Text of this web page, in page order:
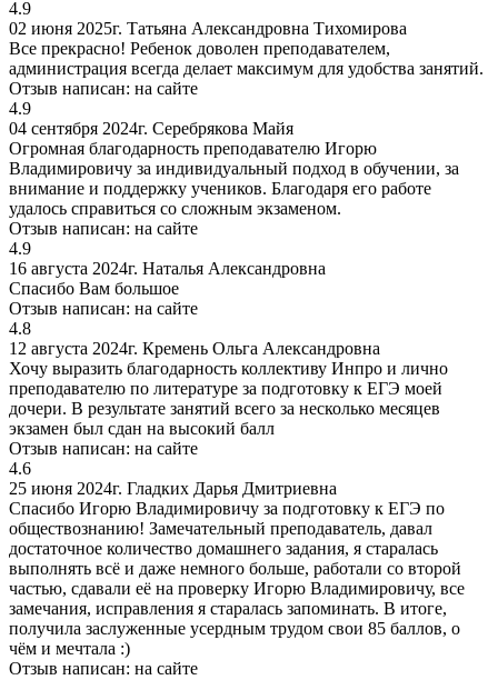
4.9
02 июня 2025г. Татьяна Александровна Тихомирова
Все прекрасно! Ребенок доволен преподавателем,
администрация всегда делает максимум для удобства занятий.
Отзыв написан: на сайте
4.9
04 сентября 2024г. Серебрякова Майя
Огромная благодарность преподавателю Игорю
Владимировичу за индивидуальный подход в обучении, за
внимание и поддержку учеников. Благодаря его работе
удалось справиться со сложным экзаменом.
Отзыв написан: на сайте
4.9
16 августа 2024г. Наталья Александровна
Спасибо Вам большое
Отзыв написан: на сайте
4.8
12 августа 2024г. Кремень Ольга Александровна
Хочу выразить благодарность коллективу Инпро и лично
преподавателю по литературе за подготовку к ЕГЭ моей
дочери. В результате занятий всего за несколько месяцев
экзамен был сдан на высокий балл
Отзыв написан: на сайте
4.6
25 июня 2024г. Гладких Дарья Дмитриевна
Спасибо Игорю Владимировичу за подготовку к ЕГЭ по
обществознанию! Замечательный преподаватель, давал
достаточное количество домашнего задания, я старалась
выполнять всё и даже немного больше, работали со второй
частью, сдавали её на проверку Игорю Владимировичу, все
замечания, исправления я старалась запоминать. В итоге,
получила заслуженные усердным трудом свои 85 баллов, о
чём и мечтала :)
Отзыв написан: на сайте